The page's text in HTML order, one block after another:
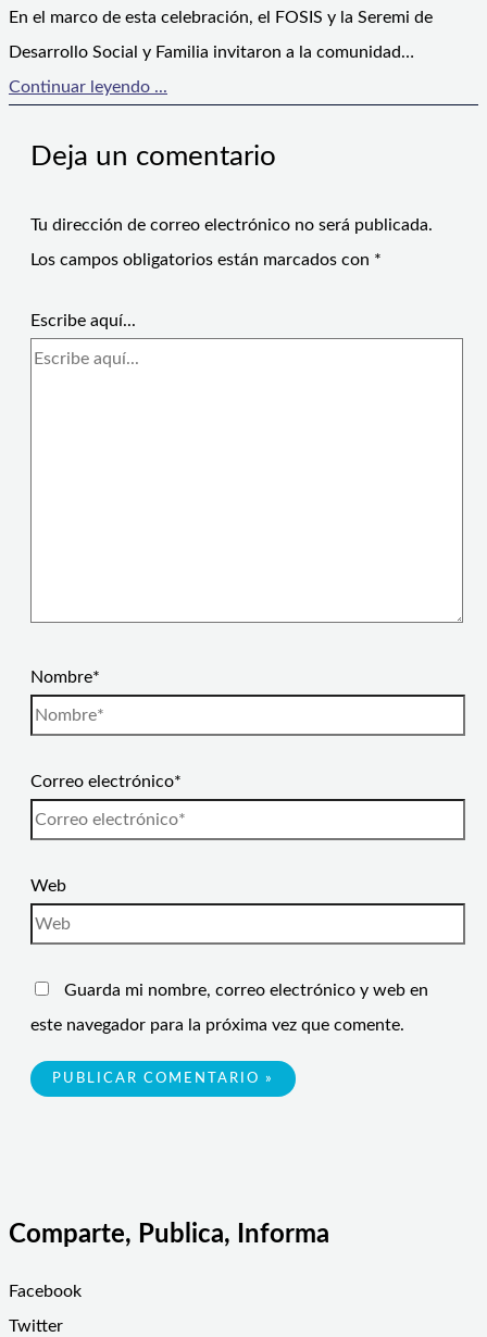
En el marco de esta celebración, el FOSIS y la Seremi de
Desarrollo Social y Familia invitaron a la comunidad…
Continuar leyendo ...
Deja un comentario
Tu dirección de correo electrónico no será publicada.
Los campos obligatorios están marcados con *
Escribe aquí...
Nombre*
Correo electrónico*
Web
Guarda mi nombre, correo electrónico y web en
este navegador para la próxima vez que comente.
Comparte, Publica, Informa
Facebook
Twitter